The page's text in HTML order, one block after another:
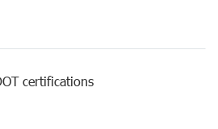
certifications